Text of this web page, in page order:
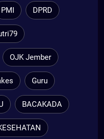
PMI DPRD
OJK Jember
Guru
BACAKADA